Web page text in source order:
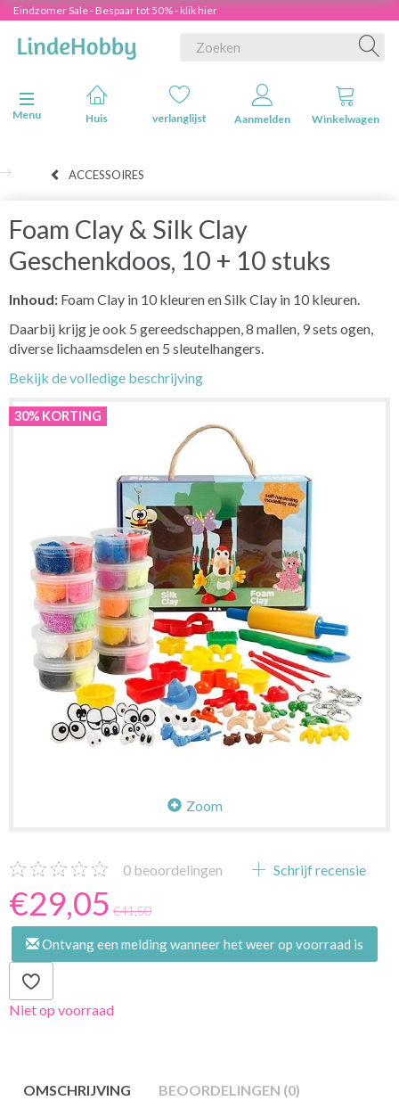
Eindzomer Sale - Bespaar tot 50% - klik hier
Navigatie in-/uitschakelen
Menu
Huis verlanglijst Aanmelden Winkelwagen
ACCESSOIRES
Foam Clay & Silk Clay
Geschenkdoos, 10 + 10 stuks
Inhoud: Foam Clay in 10 kleuren en Silk Clay in 10 kleuren.
Daarbij krijg je ook 5 gereedschappen, 8 mallen, 9 sets ogen,
diverse lichaamsdelen en 5 sleutelhangers.
Bekijk de volledige beschrijving
30% KORTING
Zoom
0 beoordelingen Schrijf recensie
€29,05 €41,50
Ontvang een melding wanneer het weer op voorraad is
Niet op voorraad
OMSCHRIJVING BEOORDELINGEN (0)